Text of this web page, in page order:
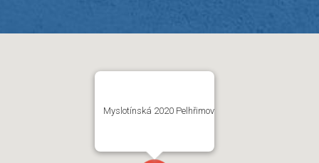
Myslotínská 2020 Pelhřimov